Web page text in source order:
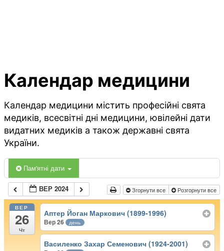
Календар медицини
Календар медицини містить професійні свята
медиків, всесвітні дні медицини, ювілейні дати
видатних медиків а також державні свята
України.
Пам'ятні дати
ВЕР 2024 Згорнути все Розгорнути все
ВЕР
26
Чт
Аптер Йоган Маркович (1899-1996)
Вер 26 день
Василенко Захар Семенович (1924-2001)